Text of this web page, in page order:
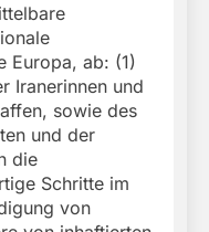
Europa, ab: (1)
Iranerinnen und
sowie des
und der
die
Schritte im
von